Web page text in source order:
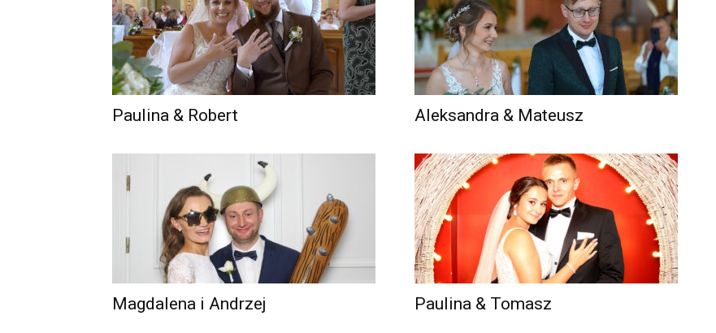
Paulina & Robert Aleksandra & Mateusz
Magdalena i Andrzej Paulina & Tomasz